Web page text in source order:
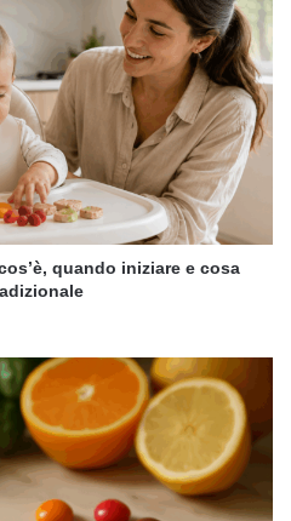
quando iniziare e cosa